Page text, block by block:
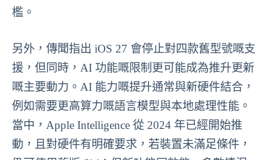
檻。
另外，傳聞指出 iOS 27 會停止對四款舊型號嘅支
援，但同時，AI 功能嘅限制更可能成為推升更新
嘅主要動力。AI 能力嘅提升通常與新硬件結合，
例如需要更高算力嘅語言模型與本地處理性能。
當中，Apple Intelligence 從 2024 年已經開始推
動，且對硬件有明確要求，若裝置未滿足條件，